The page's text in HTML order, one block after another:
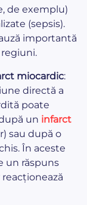
de exemplu)
(sepsis).
importantă
miocardic:
directă a
poate
un infarct
sau după o
În aceste
un răspuns